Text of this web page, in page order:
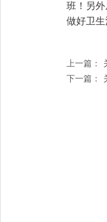
班！另外
做好卫生
上一篇：
下一篇：